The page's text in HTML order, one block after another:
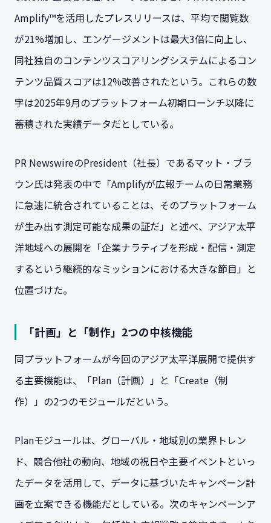
Amplify™を活用したプレスリリースは、平均で閲覧数
が21%増加し、エンゲージメントは最大3倍に向上し、
同社独自のコンテンツスコアリングシステムによるコン
テンツ品質スコアは12%改善されたという。これらの数
字は2025年9月のプラットフォーム初期ローンチ以降に
蓄積された実績データだとしている。
PR NewswireのPresident（社長）であるマット・ブラ
ウン氏は発表の中で「Amplifyが広報チームの日常業務
に急速に統合されていることは、そのプラットフォーム
が生み出す測定可能な成果の証だ」と述べ、アジア太平
洋地域への展開を「企業ナラティブを形成・配信・測定
するという継続的なミッションにおける大きな節目」と
位置づけた。
「計画」と「制作」2つの中核機能
同プラットフォームが今回のアジア太平洋展開で提供す
る主要機能は、「Plan（計画）」と「Create（制
作）」の2つのモジュールだという。
Planモジュールは、グローバル・地域別の業界トレン
ド、競合他社の動向、地域の祝日や主要イベントといっ
たデータを活用して、データに基づいたキャンペーン計
画を立案できる機能だとしている。次のキャンペーンア